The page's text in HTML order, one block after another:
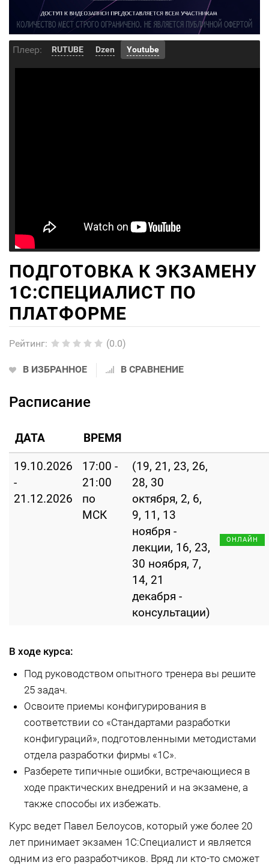
Плеер: RUTUBE Dzen Youtube
ПОДГОТОВКА К ЭКЗАМЕНУ
1С:СПЕЦИАЛИСТ ПО
ПЛАТФОРМЕ
Рейтинг: (0.0)
В ИЗБРАННОЕ В СРАВНЕНИЕ
Расписание
ДАТА ВРЕМЯ
19.10.2026
-
21.12.2026
17:00 -
21:00
по
МСК
(19, 21, 23, 26,
28, 30
октября, 2, 6,
9, 11, 13
ноября -
лекции, 16, 23,
30 ноября, 7,
14, 21
декабря -
консультации)
ОНЛАЙН
В ходе курса:
Под руководством опытного тренера вы решите
25 задач.
Освоите приемы конфигурирования в
соответствии со «Стандартами разработки
конфигураций», подготовленными методистами
отдела разработки фирмы «1С».
Разберете типичные ошибки, встречающиеся в
ходе практических внедрений и на экзамене, а
также способы их избежать.
Курс ведет Павел Белоусов, который уже более 20
лет принимает экзамен 1С:Специалист и является
одним из его разработчиков. Вряд ли кто-то сможет